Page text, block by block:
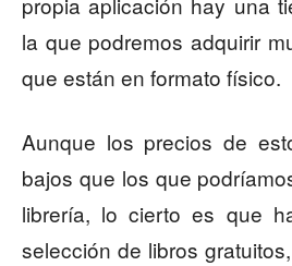
la que podremos adquirir
que están en formato físico.
Aunque los precios de
bajos que los que
librería, lo cierto es que
selección de libros